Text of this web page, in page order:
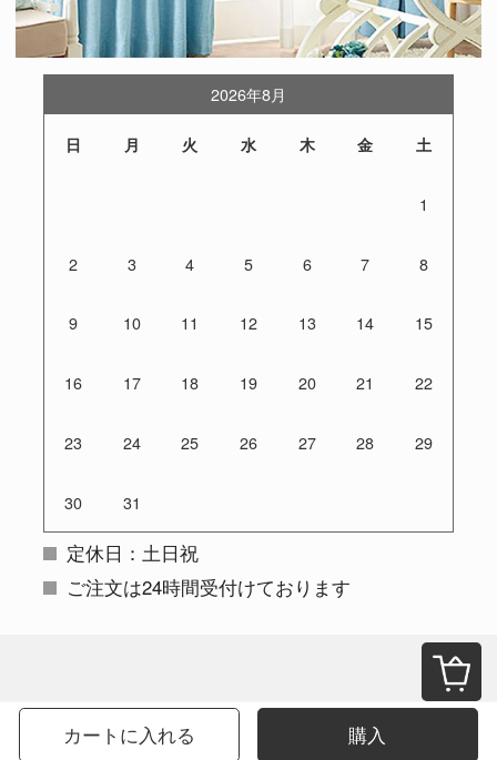
カートに入れる 購入
2026年8月
日 月 火 水 木 金 土
1
2 3 4 5 6 7 8
9 10 11 12 13 14 15
16 17 18 19 20 21 22
23 24 25 26 27 28 29
30 31
定休日：土日祝
ご注文は24時間受付けております